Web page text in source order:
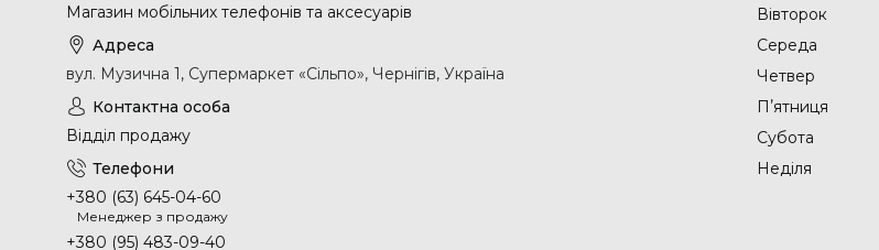
Магазин мобільних телефонів та аксесуарів
вул. Музична 1, Супермаркет «Сільпо», Чернігів, Україна
Відділ продажу
+380 (63) 645-04-60
Менеджер з продажу
+380 (95) 483-09-40
Вівторок
Середа
Четвер
Пʼятниця
Субота
Неділя